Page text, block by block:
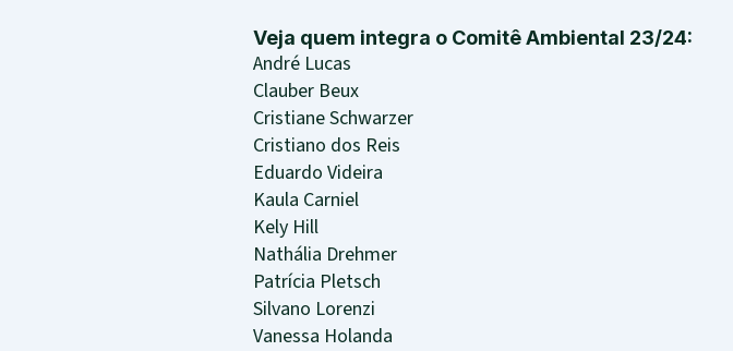
Veja quem integra o Comitê Ambiental 23/24:
André Lucas
Clauber Beux
Cristiane Schwarzer
Cristiano dos Reis
Eduardo Videira
Kaula Carniel
Kely Hill
Nathália Drehmer
Patrícia Pletsch
Silvano Lorenzi
Vanessa Holanda